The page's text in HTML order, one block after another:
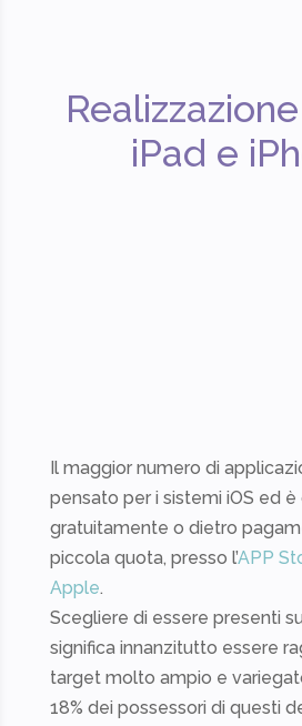
iPad e
Il maggior numero di
pensato per i sistemi iOS ed è
gratuitamente o dietro
piccola quota, presso l’APP
Apple.
Scegliere di essere presenti su
significa innanzitutto essere
target molto ampio e
18% dei possessori di questi